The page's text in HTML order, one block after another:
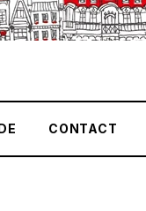
CONTACT